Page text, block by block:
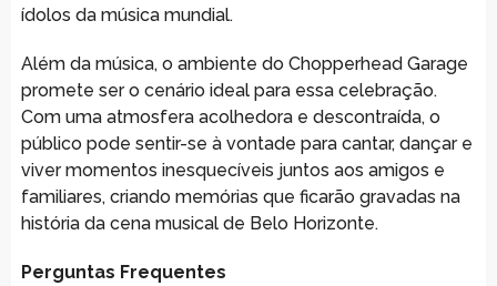
ídolos da música mundial.
Além da música, o ambiente do Chopperhead Garage
promete ser o cenário ideal para essa celebração.
Com uma atmosfera acolhedora e descontraída, o
público pode sentir-se à vontade para cantar, dançar e
viver momentos inesquecíveis juntos aos amigos e
familiares, criando memórias que ficarão gravadas na
história da cena musical de Belo Horizonte.
Perguntas Frequentes